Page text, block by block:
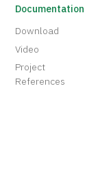
Documentation
Download
Video
Project
References